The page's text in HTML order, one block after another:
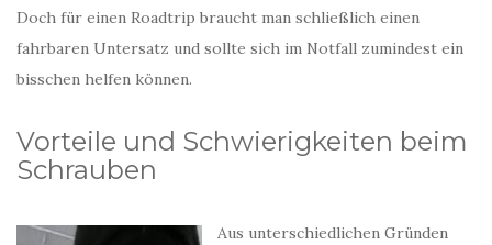
Doch für einen Roadtrip braucht man schließlich einen
fahrbaren Untersatz und sollte sich im Notfall zumindest ein
bisschen helfen können.
Vorteile und Schwierigkeiten beim
Schrauben
Aus unterschiedlichen Gründen